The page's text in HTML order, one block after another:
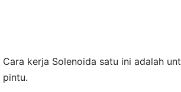
Cara kerja Solenoida satu ini adalah
pintu.